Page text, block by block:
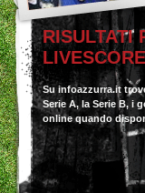
RISULTATI
Su infoazzurra.it
Serie A, la Serie B, i
online quando